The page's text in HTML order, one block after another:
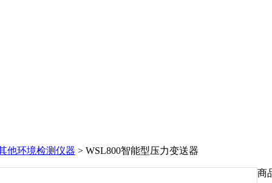
他环境检测仪器 > WSL800智能型压力变送器
商